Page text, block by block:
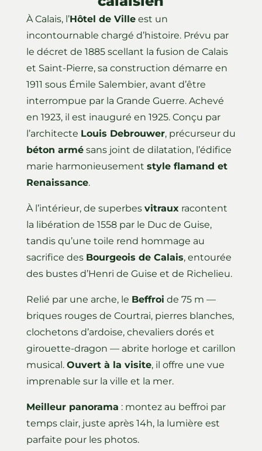
À Calais, l’Hôtel de Villeest un
incontournable chargé d’histoire. Prévu par
le décret de 1885 scellant la fusion de Calais
et Saint-Pierre, sa construction démarre en
1911 sous Émile Salembier, avant d’être
interrompue par la Grande Guerre. Achevé
en 1923, il est inauguré en 1925. Conçu par
l’architecte Louis Debrouwer, précurseur du
béton armésans joint de dilatation, l’édifice
marie harmonieusement style flamand et
Renaissance.
À l’intérieur, de superbes vitrauxracontent
la libération de 1558 par le Duc de Guise,
tandis qu’une toile rend hommage au
sacrifice des Bourgeois de Calais, entourée
des bustes d’Henri de Guise et de Richelieu.
Relié par une arche, le Beffroi de 75 m —
briques rouges de Courtrai, pierres blanches,
clochetons d’ardoise, chevaliers dorés et
girouette-dragon — abrite horloge et carillon
musical. Ouvert à la visite, il offre une vue
imprenable sur la ville et la mer.
Meilleur panorama : montez au beffroi par
temps clair, juste après 14h, la lumière est
parfaite pour les photos.